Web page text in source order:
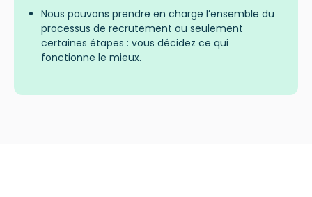
Nous pouvons prendre en charge l’ensemble du
processus de recrutement ou seulement
certaines étapes : vous décidez ce qui
fonctionne le mieux.